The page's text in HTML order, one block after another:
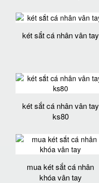
két sắt cá nhân vân tay
két sắt cá nhân vân tay
ks80
mua két sắt cá nhân
khóa vân tay